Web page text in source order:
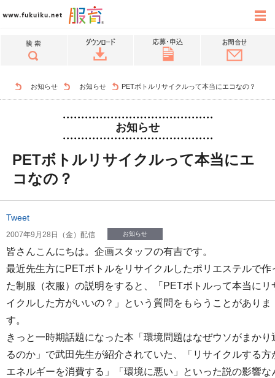
お知らせ お知らせ PETボトルリサイクルって本当にエコなの？
お知らせ
PETボトルリサイクルって本当にエ
コなの？
Tweet
2007年9月28日（金）配信 お知らせ
皆さんこんにちは。企画スタッフの有吉です。
最近先生方にPETボトルをリサイクルしたポリエステルで作
た制服（衣服）の説明をすると、「PETボトルって本当にリ
イクルした方がいいの？」という質問をもらうことがありま
す。
きっと一時期話題になった本「環境問題はなぜウソがまかり
るのか」で武田先生が紹介されていた、「リサイクルする方
エネルギーを消費する」「環境に悪い」といった説の影響な